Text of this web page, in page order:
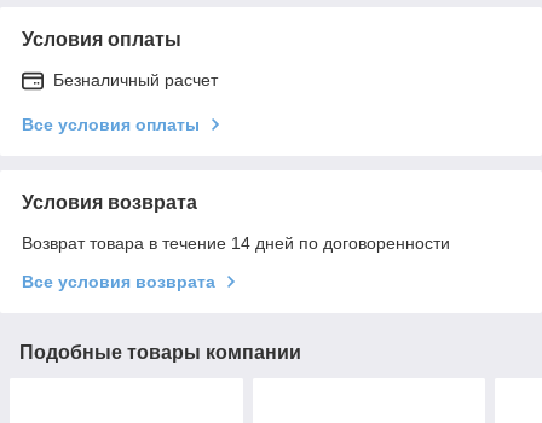
Условия оплаты
Безналичный расчет
Все условия оплаты
Условия возврата
Возврат товара в течение 14 дней по договоренности
Все условия возврата
Подобные товары компании